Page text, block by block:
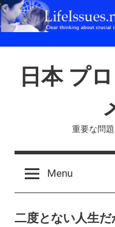
Skip
to
日本 プ
重要な問
Menu
二度とない人生だ